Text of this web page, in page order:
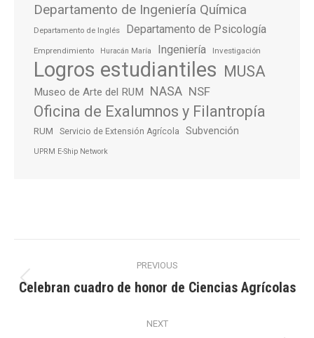
Departamento de Ingeniería Química
Departamento de Inglés Departamento de Psicología
Emprendimiento Huracán María Ingeniería Investigación
Logros estudiantiles MUSA
Museo de Arte del RUM NASA NSF
Oficina de Exalumnos y Filantropía
RUM Servicio de Extensión Agrícola Subvención
UPRM E-Ship Network
navigation
PREVIOUS
Previous
Celebran cuadro de honor de Ciencias Agrícolas
NEXT